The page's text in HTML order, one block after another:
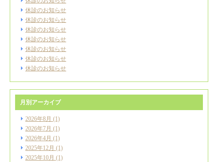
休診のお知らせ
休診のお知らせ
休診のお知らせ
休診のお知らせ
休診のお知らせ
休診のお知らせ
休診のお知らせ
月別アーカイブ
2026年8月 (1)
2026年7月 (1)
2026年4月 (1)
2025年12月 (1)
2025年10月 (1)